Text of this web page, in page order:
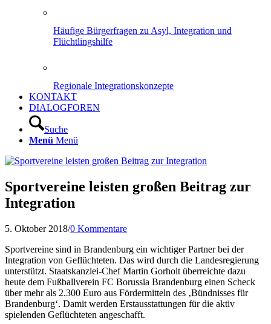
Häufige Bürgerfragen zu Asyl, Integration und
Flüchtlingshilfe
Regionale Integrationskonzepte
KONTAKT
DIALOGFOREN
Suche
Menü Menü
Sportvereine leisten großen Beitrag zur
Integration
5. Oktober 2018/0 Kommentare
Sportvereine sind in Brandenburg ein wichtiger Partner bei der
Integration von Geflüchteten. Das wird durch die Landesregierung
unterstützt. Staatskanzlei-Chef Martin Gorholt überreichte dazu
heute dem Fußballverein FC Borussia Brandenburg einen Scheck
über mehr als 2.300 Euro aus Fördermitteln des ‚Bündnisses für
Brandenburg‘. Damit werden Erstausstattungen für die aktiv
spielenden Geflüchteten angeschafft.